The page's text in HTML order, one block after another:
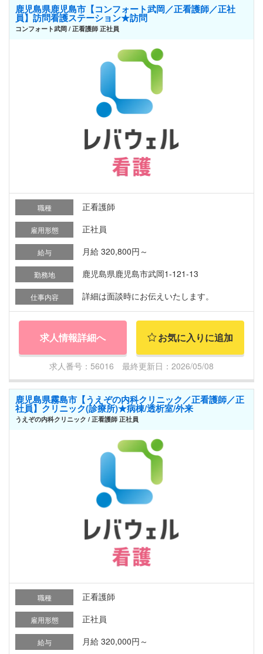
鹿児島県鹿児島市【コンフォート武岡／正看護師／正社
員】訪問看護ステーション★訪問
コンフォート武岡 / 正看護師 正社員
職種 正看護師
雇用形態 正社員
給与 月給 320,800円～
勤務地 鹿児島県鹿児島市武岡1-121-13
仕事内容 詳細は面談時にお伝えいたします。
求人情報詳細へ お気に入りに追加
求人番号：56016 最終更新日：2026/05/08
鹿児島県霧島市【うえぞの内科クリニック／正看護師／正
社員】クリニック(診療所)★病棟/透析室/外来
うえぞの内科クリニック / 正看護師 正社員
職種 正看護師
雇用形態 正社員
給与 月給 320,000円～